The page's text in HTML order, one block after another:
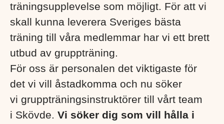
träningsupplevelse som möjligt. För att vi
skall kunna leverera Sveriges bästa
träning till våra medlemmar har vi ett brett
utbud av gruppträning.
För oss är personalen det viktigaste för
det vi vill åstadkomma och nu söker
vi gruppträningsinstruktörer till vårt team
i Skövde. Vi söker dig som vill hålla i